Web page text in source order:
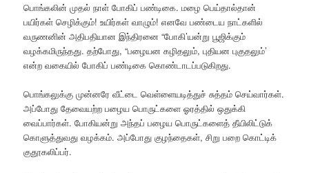
பொங்கலின் முதல் நாள் போகிப் பண்டிகை. மழை பெய்தால்தான்
பயிர்கள் செழிக்கும்! உயிர்கள் வாழும்! எனவே பண்டைய நாட்களில்
வருணனின் அதிபதியான இந்திரனை “போகி’யன்று பூஜிக்கும்
வழக்கமிருந்தது. தற்போது, “பழையன கழிதலும், புதியன புகுதலும்’
என்ற வகையில் போகிப் பண்டிகை கொண்டாடப்படுகிறது.
பொங்கலுக்கு முன்னரே வீட்டை வெள்ளையடித்துச் சுத்தம் செய்வார்கள்.
அப்போது தேவையற்ற பழைய பொருட்களை ஓரத்தில் ஒதுக்கி
வைப்பார்கள். போகியன்று அந்தப் பழைய பொருட்களைத் தீயிலிட்டுக்
கொளுத்துவது வழக்கம். அப்போது குழந்தைகள், சிறு பறை கொட்டிக்
குதூகலிப்பர்.